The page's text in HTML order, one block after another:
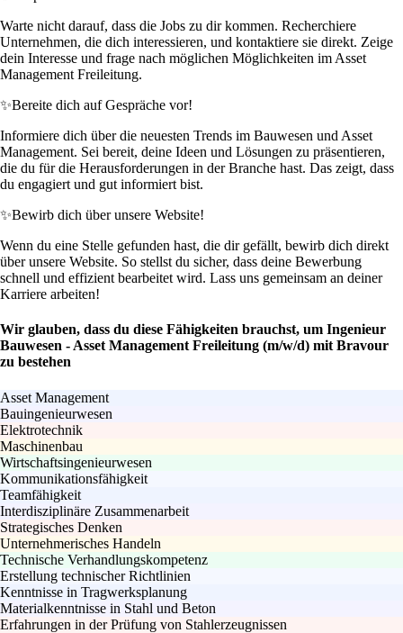
Warte nicht darauf, dass die Jobs zu dir kommen. Recherchiere
Unternehmen, die dich interessieren, und kontaktiere sie direkt. Zeige
dein Interesse und frage nach möglichen Möglichkeiten im Asset
Management Freileitung.
✨Bereite dich auf Gespräche vor!
Informiere dich über die neuesten Trends im Bauwesen und Asset
Management. Sei bereit, deine Ideen und Lösungen zu präsentieren,
die du für die Herausforderungen in der Branche hast. Das zeigt, dass
du engagiert und gut informiert bist.
✨Bewirb dich über unsere Website!
Wenn du eine Stelle gefunden hast, die dir gefällt, bewirb dich direkt
über unsere Website. So stellst du sicher, dass deine Bewerbung
schnell und effizient bearbeitet wird. Lass uns gemeinsam an deiner
Karriere arbeiten!
Wir glauben, dass du diese Fähigkeiten brauchst, um Ingenieur
Bauwesen - Asset Management Freileitung (m/w/d) mit Bravour
zu bestehen
Asset Management
Bauingenieurwesen
Elektrotechnik
Maschinenbau
Wirtschaftsingenieurwesen
Kommunikationsfähigkeit
Teamfähigkeit
Interdisziplinäre Zusammenarbeit
Strategisches Denken
Unternehmerisches Handeln
Technische Verhandlungskompetenz
Erstellung technischer Richtlinien
Kenntnisse in Tragwerksplanung
Materialkenntnisse in Stahl und Beton
Erfahrungen in der Prüfung von Stahlerzeugnissen